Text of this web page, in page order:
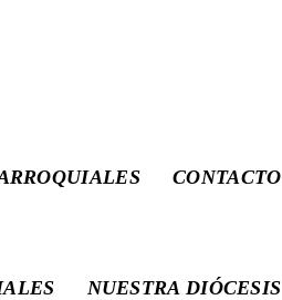
CONTACTO
NUESTRA DIÓCESIS